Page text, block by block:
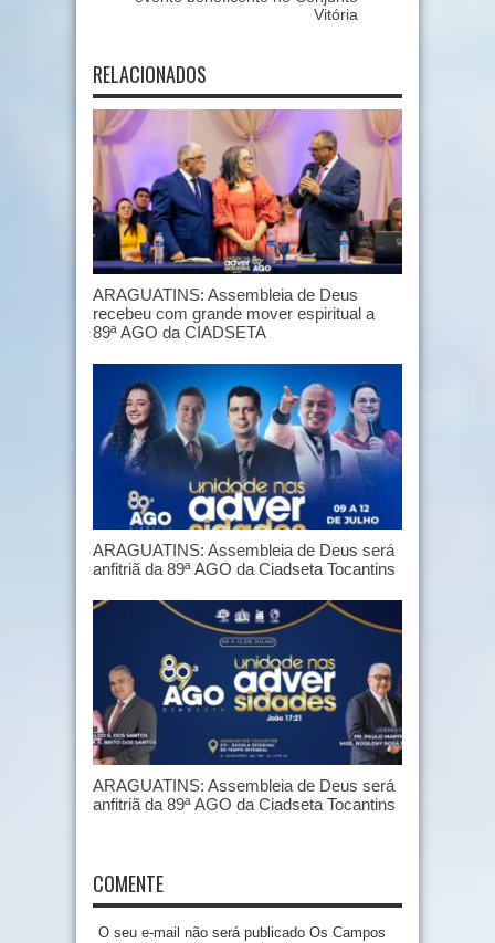
Vitória
RELACIONADOS
ARAGUATINS: Assembleia de Deus
recebeu com grande mover espiritual a
89ª AGO da CIADSETA
ARAGUATINS: Assembleia de Deus será
anfitriã da 89ª AGO da Ciadseta Tocantins
ARAGUATINS: Assembleia de Deus será
anfitriã da 89ª AGO da Ciadseta Tocantins
COMENTE
O seu e-mail não será publicado Os Campos